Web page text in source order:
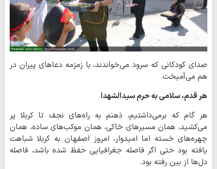
صدای کودکانی که سرود می‌خواندند، با زمزمه دعاهای پیران در
هم می‌آمیخت.
هر قدم، سلامی به حرم سیدالشهدا
هر گام که برمی‌داشتیم، ذهنم به راه‌های نجف تا کربلا پر
می‌کشید، همان مسیرهای خاکی، همان موکب‌های ساده، همان
چهره‌های خسته اما امیدوار، امروز اصفهان به کربلا شباهت
یافته بود حتی اگر فاصله جغرافیایی حفظ شده باشد، فاصله
دل‌ها از بین رفته بود.